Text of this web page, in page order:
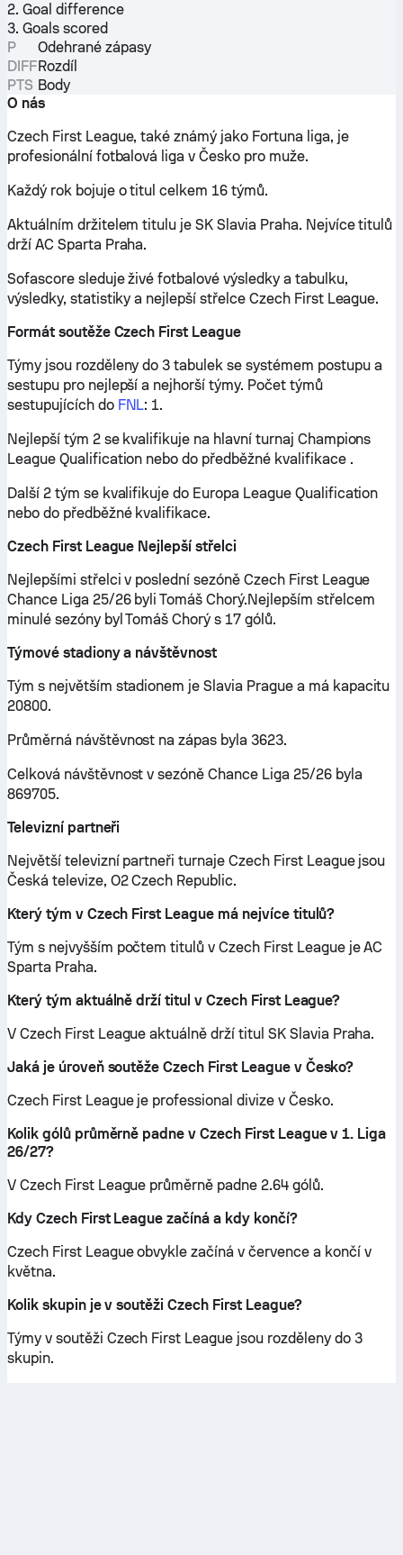
2. Goal difference
3. Goals scored
P
Odehrané zápasy
DIFFRozdíl
PTS Body
O nás
Czech First League, také známý jako Fortuna liga, je
profesionální fotbalová liga v Česko pro muže.
Každý rok bojuje o titul celkem 16 týmů.
Aktuálním držitelem titulu je SK Slavia Praha. Nejvíce titulů
drží AC Sparta Praha.
Sofascore sleduje živé fotbalové výsledky a tabulku,
výsledky, statistiky a nejlepší střelce Czech First League.
Formát soutěže Czech First League
Týmy jsou rozděleny do 3 tabulek se systémem postupu a
sestupu pro nejlepší a nejhorší týmy. Počet týmů
sestupujících do FNL: 1.
Nejlepší tým 2 se kvalifikuje na hlavní turnaj Champions
League Qualification nebo do předběžné kvalifikace .
Další 2 tým se kvalifikuje do Europa League Qualification
nebo do předběžné kvalifikace.
Czech First League Nejlepší střelci
Nejlepšími střelci v poslední sezóně Czech First League
Chance Liga 25/26 byli Tomáš Chorý.Nejlepším střelcem
minulé sezóny byl Tomáš Chorý s 17 gólů.
Týmové stadiony a návštěvnost
Tým s největším stadionem je Slavia Prague a má kapacitu
20800.
Průměrná návštěvnost na zápas byla 3623.
Celková návštěvnost v sezóně Chance Liga 25/26 byla
869705.
Televizní partneři
Největší televizní partneři turnaje Czech First League jsou
Česká televize, O2 Czech Republic.
Který tým v Czech First League má nejvíce titulů?
Tým s nejvyšším počtem titulů v Czech First League je AC
Sparta Praha.
Který tým aktuálně drží titul v Czech First League?
V Czech First League aktuálně drží titul SK Slavia Praha.
Jaká je úroveň soutěže Czech First League v Česko?
Czech First League je professional divize v Česko.
Kolik gólů průměrně padne v Czech First League v 1. Liga
26/27?
V Czech First League průměrně padne 2.64 gólů.
Kdy Czech First League začíná a kdy končí?
Czech First League obvykle začíná v července a končí v
května.
Kolik skupin je v soutěži Czech First League?
Týmy v soutěži Czech First League jsou rozděleny do 3
skupin.